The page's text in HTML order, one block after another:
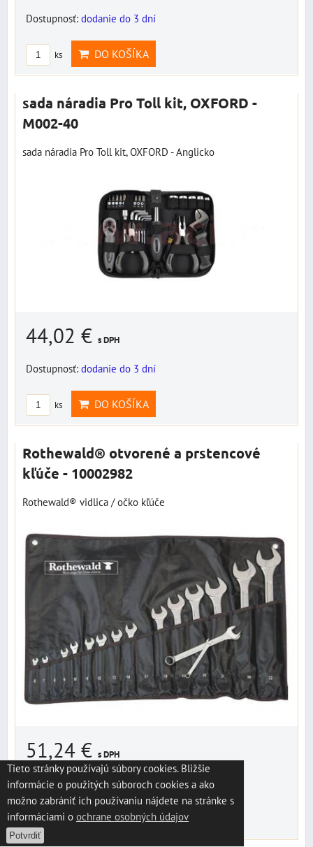
Dostupnosť: dodanie do 3 dní
ks DO KOŠÍKA
sada náradia Pro Toll kit, OXFORD -
M002-40
sada náradia Pro Toll kit, OXFORD - Anglicko
44,02 € s DPH
Dostupnosť: dodanie do 3 dní
ks DO KOŠÍKA
Rothewald® otvorené a prstencové
kľúče - 10002982
Rothewald® vidlica / očko kľúče
51,24 € s DPH
Dostupnosť:Skladom
ks DO KOŠÍKA
Tieto stránky používajú súbory cookies. Bližšie
informácie o použitých súboroch cookies a ako
možno zabrániť ich používaniu nájdete na stránke s
informáciami o ochrane osobných údajov
Potvrdiť